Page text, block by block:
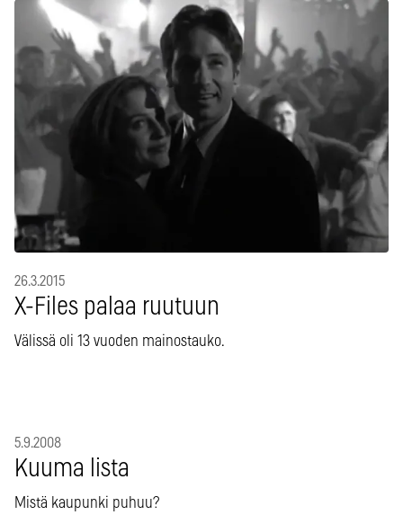
26.3.2015
X-Files palaa ruutuun
Välissä oli 13 vuoden mainostauko.
5.9.2008
Kuuma lista
Mistä kaupunki puhuu?